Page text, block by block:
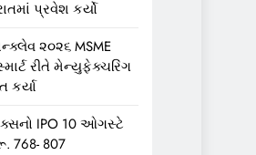
પ્રવેશ કર્યો
૨૦૨૬ MSME
રીતે મેન્યુફેક્ચરિંગ
કર્યા
IPO 10 ઓગસ્ટે
768- 807